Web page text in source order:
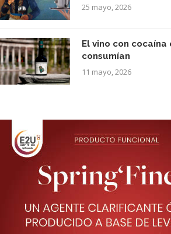
25 mayo, 2026
El vino con
consumían
11 mayo, 2026